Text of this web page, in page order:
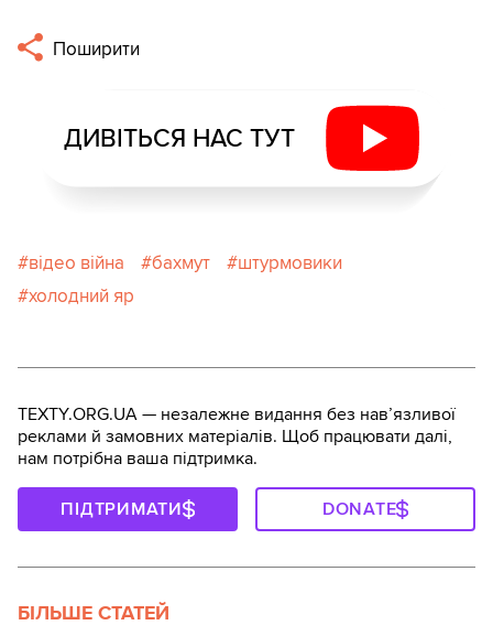
Поширити
ДИВІТЬСЯ НАС ТУТ
відео війна бахмут
штурмовики
холодний яр
TEXTY.ORG.UA — незалежне видання без навʼязливої
реклами й замовних матеріалів. Щоб працювати далі,
нам потрібна ваша підтримка.
ПІДТРИМАТИ DONATE
БІЛЬШЕ СТАТЕЙ